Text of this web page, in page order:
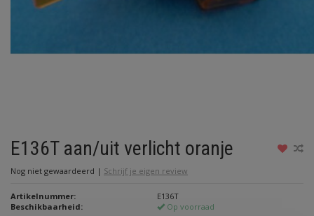
E136T aan/uit verlicht oranje
Nog niet gewaardeerd | Schrijf je eigen review
Artikelnummer:
E136T
Beschikbaarheid:
Op voorraad